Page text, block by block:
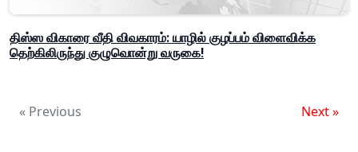
திஸ்ஸ விகாரை வீதி விவகாரம்: யாழில் குழப்பம் விளைவிக்க
தெற்கிலிருந்து குழுவொன்று வருகை!
« Previous Next »